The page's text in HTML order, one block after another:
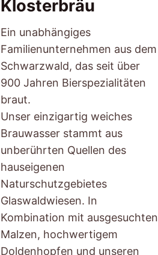
Klosterbräu
Ein unabhängiges
Familienunternehmen aus dem
Schwarzwald, das seit über
900 Jahren Bierspezialitäten
braut.
Unser einzigartig weiches
Brauwasser stammt aus
unberührten Quellen des
hauseigenen
Naturschutzgebietes
Glaswaldwiesen. In
Kombination mit ausgesuchten
Malzen, hochwertigem
Doldenhopfen und unseren